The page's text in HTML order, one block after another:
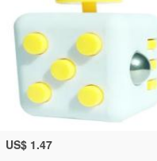
US$ 1.47